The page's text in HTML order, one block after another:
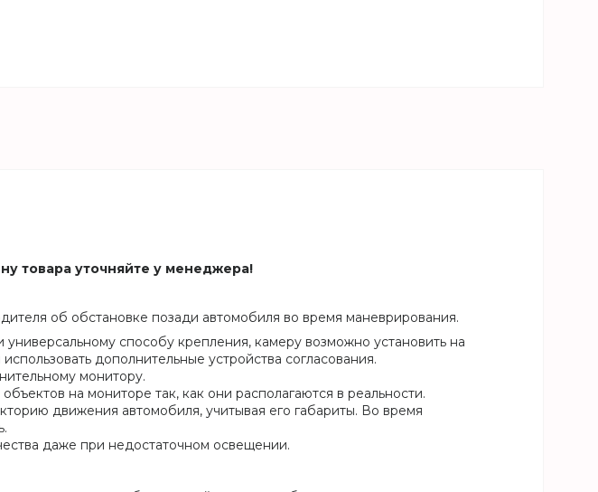
товара уточняйте у менеджера!
об обстановке позади автомобиля во время маневрирования.
способу крепления, камеру возможно установить на
дополнительные устройства согласования.
монитору.
на мониторе так, как они располагаются в реальности.
движения автомобиля, учитывая его габариты. Во время
даже при недостаточном освещении.